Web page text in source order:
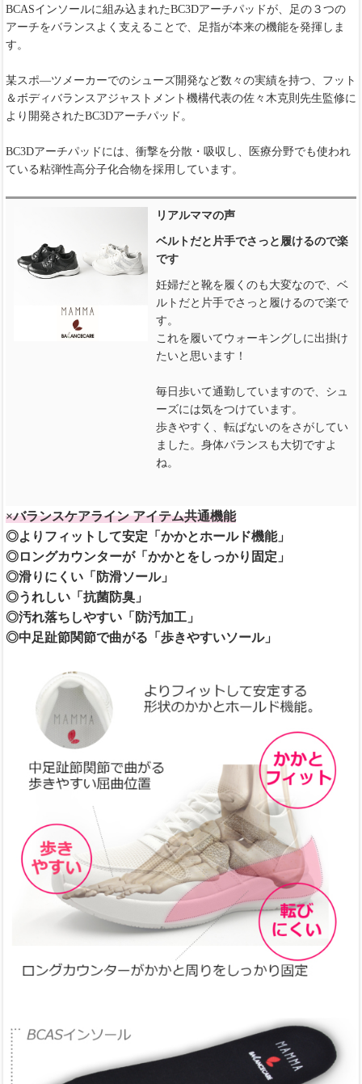
BCASインソールに組み込まれたBC3Dアーチパッドが、足の３つの
アーチをバランスよく支えることで、足指が本来の機能を発揮しま
す。
某スポ―ツメーカーでのシューズ開発など数々の実績を持つ、フット
＆ボディバランスアジャストメント機構代表の佐々木克則先生監修に
より開発されたBC3Dアーチパッド。
BC3Dアーチパッドには、衝撃を分散・吸収し、医療分野でも使われ
ている粘弾性高分子化合物を採用しています。
リアルママの声
ベルトだと片手でさっと履けるので楽
です
妊婦だと靴を履くのも大変なので、ベ
ルトだと片手でさっと履けるので楽で
す。
これを履いてウォーキングしに出掛け
たいと思います！
毎日歩いて通勤していますので、シュ
ーズには気をつけています。
歩きやすく、転ばないのをさがしてい
ました。身体バランスも大切ですよ
ね。
×バランスケアライン アイテム共通機能
◎よりフィットして安定「かかとホールド機能」
◎ロングカウンターが「かかとをしっかり固定」
◎滑りにくい「防滑ソール」
◎うれしい「抗菌防臭」
◎汚れ落ちしやすい「防汚加工」
◎中足趾節関節で曲がる「歩きやすいソール」